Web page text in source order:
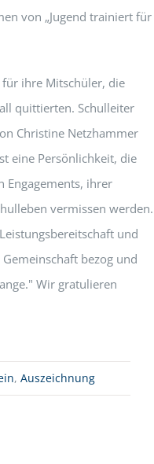
von „Jugend trainiert für
ihre Mitschüler, die
quittierten. Schulleiter
Christine Netzhammer
eine Persönlichkeit, die
ihrer
vermissen werden.
und
bezog und
Wir gratulieren
, Auszeichnung